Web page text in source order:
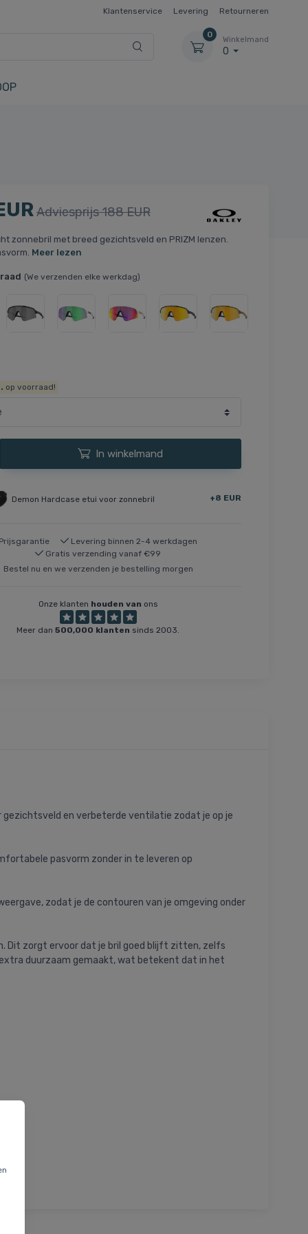
Klantenservice Levering Retourneren
0
Winkelmand
0
Adviesprijs 188 EUR
zonnebril met breed gezichtsveld en PRIZM lenzen.
Meer lezen
(We verzenden elke werkdag)
op voorraad!
In winkelmand
Demon Hardcase etui voor zonnebril +8 EUR
Prijsgarantie
Levering binnen 2-4 werkdagen
Gratis verzending vanaf €99
Bestel nu en we verzenden je bestelling morgen
Onze klanten houden van ons
Meer dan500,000 klanten sinds 2003.
gezichtsveld en verbeterde ventilatie zodat je op je
pasvorm zonder in te leveren op
zodat je de contouren van je omgeving onder
Dit zorgt ervoor dat je bril goed blijft zitten, zelfs
duurzaam gemaakt, wat betekent dat in het